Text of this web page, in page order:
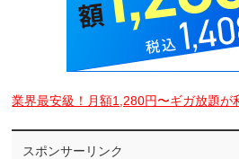
業界最安級！月額1,280円〜ギガ放題が
スポンサーリンク